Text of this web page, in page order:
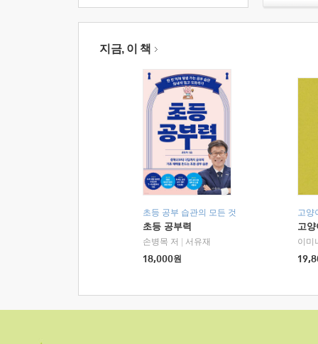
지금, 이 책
초등 공부 습관의 모든 것
초등 공부력
손병목 저
서유재
18,000원
고양
고
이미